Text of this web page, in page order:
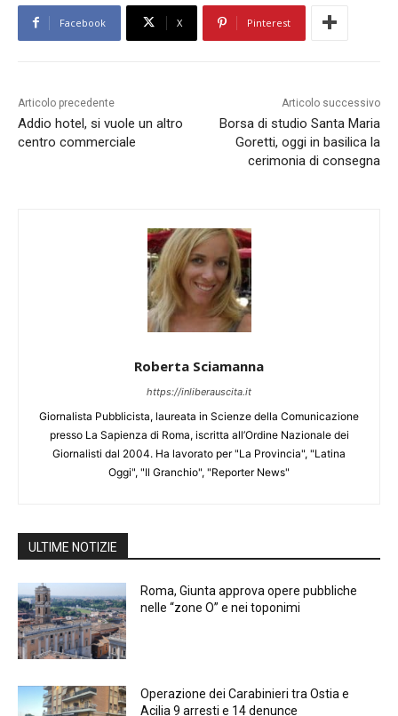
Facebook X Pinterest
Articolo precedente
Addio hotel, si vuole un altro
centro commerciale
Articolo successivo
Borsa di studio Santa Maria
Goretti, oggi in basilica la
cerimonia di consegna
Roberta Sciamanna
https://inliberauscita.it
Giornalista Pubblicista, laureata in Scienze della Comunicazione
presso La Sapienza di Roma, iscritta all’Ordine Nazionale dei
Giornalisti dal 2004. Ha lavorato per "La Provincia", "Latina
Oggi", "Il Granchio", "Reporter News"
ULTIME NOTIZIE
Roma, Giunta approva opere pubbliche
nelle “zone O” e nei toponimi
Operazione dei Carabinieri tra Ostia e
Acilia 9 arresti e 14 denunce